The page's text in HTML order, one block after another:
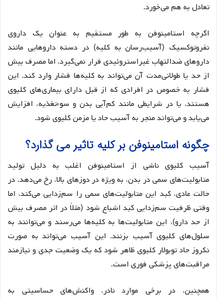
تعادل به هم می‌خورد.
اگرچه استامینوفن به طور مستقیم به عنوان یک داروی
نفروتوکسیک (آسیب‌رسان به کلیه) در دسته داروهایی مانند
داروهای ضدالتهاب غیراستروئیدی قرار نمی‌گیرد، اما مصرف بیش
از حد یا طولانی‌مدت آن می‌تواند به کلیه‌ها فشار وارد کند. این
فشار به خصوص در افرادی که از قبل دارای بیماری‌های کلیوی
هستند، یا در شرایطی مانند کم‌آبی بدن و سوءتغذیه، افزایش
می‌یابد و می‌تواند منجر به آسیب حاد یا مزمن کلیوی شود.
چگونه استامینوفن بر کلیه تاثیر می گذارد؟
آسیب کلیوی ناشی از استامینوفن اغلب به دلیل تولید
متابولیت‌های سمی در بدن، به ویژه در دوزهای بالا، رخ می‌دهد. در
حالت عادی، کبد این متابولیت‌های سمی را سم‌زدایی می‌کند، اما
وقتی ظرفیت سم‌زدایی کبد اشباع شود (مثلاً در اثر مصرف بیش
از حد دارو)، این متابولیت‌ها به کلیه‌ها می‌رسند و می‌توانند به
سلول‌های کلیوی آسیب بزنند. این آسیب می‌تواند به صورت
نکروز حاد توبولار کلیوی ظاهر شود که یک وضعیت جدی و نیازمند
مراقبت‌های پزشکی فوری است.
همچنین، در برخی موارد نادر، واکنش‌های حساسیتی به